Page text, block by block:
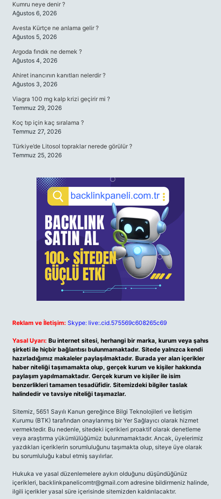
Kumru neye denir ?
Ağustos 6, 2026
Avesta Kürtçe ne anlama gelir ?
Ağustos 5, 2026
Argoda fındık ne demek ?
Ağustos 4, 2026
Ahiret inancının kanıtları nelerdir ?
Ağustos 3, 2026
Viagra 100 mg kalp krizi geçirir mi ?
Temmuz 29, 2026
Koç tıp için kaç sıralama ?
Temmuz 27, 2026
Türkiye’de Litosol topraklar nerede görülür ?
Temmuz 25, 2026
Reklam ve İletişim: Skype: live:.cid.575569c608265c69
Yasal Uyarı: Bu internet sitesi, herhangi bir marka, kurum veya şahıs
şirketi ile hiçbir bağlantısı bulunmamaktadır. Sitede yalnızca kendi
hazırladığımız makaleler paylaşılmaktadır. Burada yer alan içerikler
haber niteliği taşımamakta olup, gerçek kurum ve kişiler hakkında
paylaşım yapılmamaktadır. Gerçek kurum ve kişiler ile isim
benzerlikleri tamamen tesadüfidir. Sitemizdeki bilgiler taslak
halindedir ve tavsiye niteliği taşımazlar.
Sitemiz, 5651 Sayılı Kanun gereğince Bilgi Teknolojileri ve İletişim
Kurumu (BTK) tarafından onaylanmış bir Yer Sağlayıcı olarak hizmet
vermektedir. Bu nedenle, sitedeki içerikleri proaktif olarak denetleme
veya araştırma yükümlülüğümüz bulunmamaktadır. Ancak, üyelerimiz
yazdıkları içeriklerin sorumluluğunu taşımakta olup, siteye üye olarak
bu sorumluluğu kabul etmiş sayılırlar.
Hukuka ve yasal düzenlemelere aykırı olduğunu düşündüğünüz
içerikleri, backlinkpanelicomtr@gmail.com adresine bildirmeniz halinde,
ilgili içerikler yasal süre içerisinde sitemizden kaldırılacaktır.